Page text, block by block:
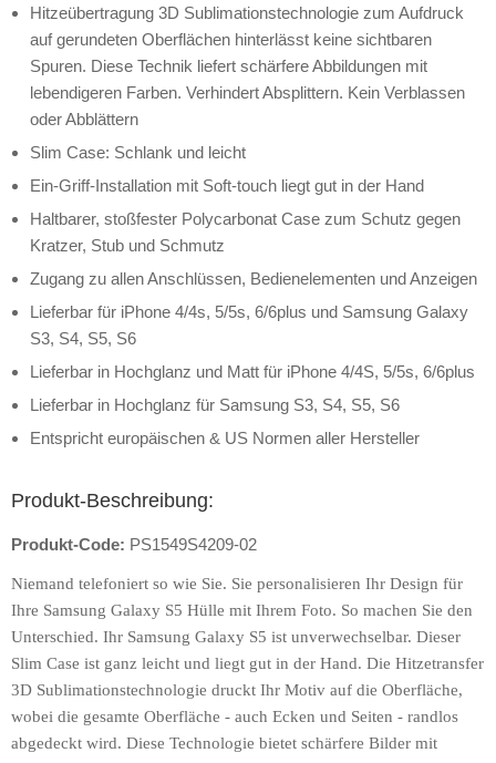
Hitzeübertragung 3D Sublimationstechnologie zum Aufdruck
auf gerundeten Oberflächen hinterlässt keine sichtbaren
Spuren. Diese Technik liefert schärfere Abbildungen mit
lebendigeren Farben. Verhindert Absplittern. Kein Verblassen
oder Abblättern
Slim Case: Schlank und leicht
Ein-Griff-Installation mit Soft-touch liegt gut in der Hand
Haltbarer, stoßfester Polycarbonat Case zum Schutz gegen
Kratzer, Stub und Schmutz
Zugang zu allen Anschlüssen, Bedienelementen und Anzeigen
Lieferbar für iPhone 4/4s, 5/5s, 6/6plus und Samsung Galaxy
S3, S4, S5, S6
Lieferbar in Hochglanz und Matt für iPhone 4/4S, 5/5s, 6/6plus
Lieferbar in Hochglanz für Samsung S3, S4, S5, S6
Entspricht europäischen & US Normen aller Hersteller
Produkt-Beschreibung:
Produkt-Code: PS1549S4209-02
Niemand telefoniert so wie Sie. Sie personalisieren Ihr Design für
Ihre Samsung Galaxy S5 Hülle mit Ihrem Foto. So machen Sie den
Unterschied. Ihr Samsung Galaxy S5 ist unverwechselbar. Dieser
Slim Case ist ganz leicht und liegt gut in der Hand. Die Hitzetransfer
3D Sublimationstechnologie druckt Ihr Motiv auf die Oberfläche,
wobei die gesamte Oberfläche - auch Ecken und Seiten - randlos
abgedeckt wird. Diese Technologie bietet schärfere Bilder mit